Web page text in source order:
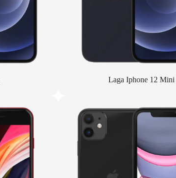
Laga Iphone 12 Mini